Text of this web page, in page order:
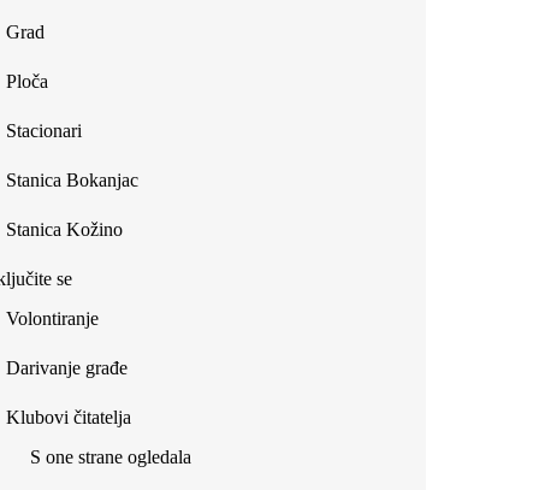
Grad
Ploča
Stacionari
Stanica Bokanjac
Stanica Kožino
se
Volontiranje
Darivanje građe
Klubovi čitatelja
S one strane ogledala